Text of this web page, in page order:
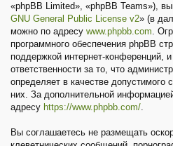
«phpBB Limited», «phpBB Teams»),
GNU General Public License v2» (в
можно по адресу www.phpbb.com.
программного обеспечения phpBB
поддержкой интернет-конференций,
ответственности за то, что
определяет в качестве допустимого
них. За дополнительной
адресу https://www.phpbb.com/.
Вы соглашаетесь не размещать